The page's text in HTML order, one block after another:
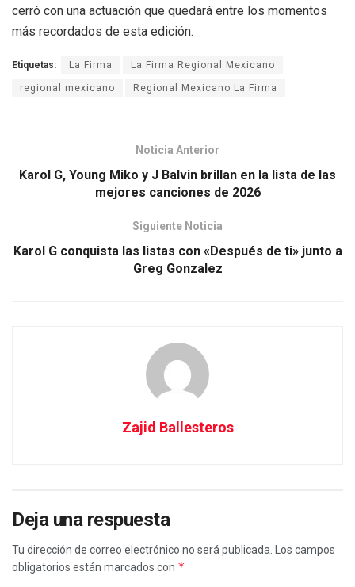
cerró con una actuación que quedará entre los momentos
más recordados de esta edición.
Etiquetas: La Firma La Firma Regional Mexicano
regional mexicano Regional Mexicano La Firma
Noticia Anterior
Karol G, Young Miko y J Balvin brillan en la lista de las
mejores canciones de 2026
Siguiente Noticia
Karol G conquista las listas con «Después de ti» junto a
Greg Gonzalez
Zajid Ballesteros
Deja una respuesta
Tu dirección de correo electrónico no será publicada.
Los campos
obligatorios están marcados con *